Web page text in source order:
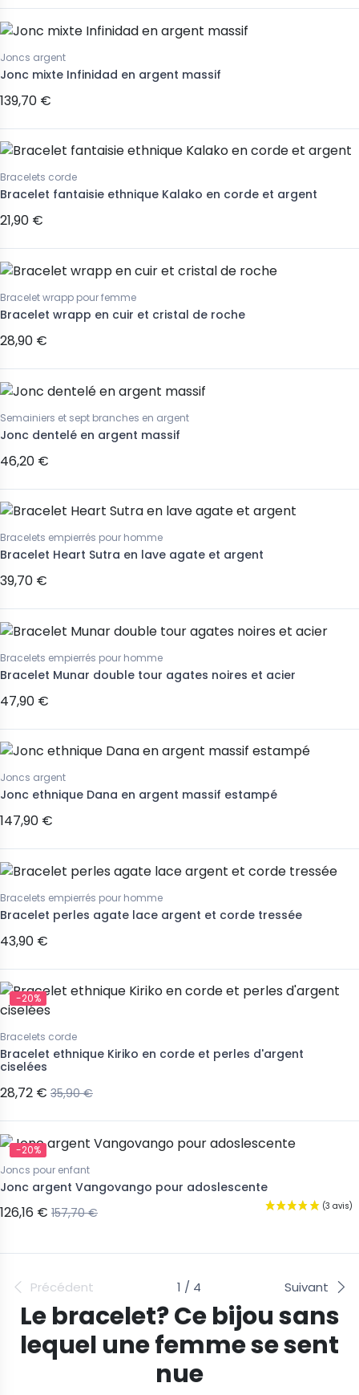
Joncs argent
Jonc mixte Infinidad en argent massif
139,70 €
Bracelets corde
Bracelet fantaisie ethnique Kalako en corde et argent
21,90 €
Bracelet wrapp pour femme
Bracelet wrapp en cuir et cristal de roche
28,90 €
Semainiers et sept branches en argent
Jonc dentelé en argent massif
46,20 €
Bracelets empierrés pour homme
Bracelet Heart Sutra en lave agate et argent
39,70 €
Bracelets empierrés pour homme
Bracelet Munar double tour agates noires et acier
47,90 €
Joncs argent
Jonc ethnique Dana en argent massif estampé
147,90 €
Bracelets empierrés pour homme
Bracelet perles agate lace argent et corde tressée
43,90 €
-20%
Bracelets corde
Bracelet ethnique Kiriko en corde et perles d'argent
ciselées
28,72 € 35,90 €
-20%
Joncs pour enfant
Jonc argent Vangovango pour adoslescente
126,16 € 157,70 €
Précédent 1 / 4 Suivant
Le bracelet? Ce bijou sans
lequel une femme se sent
nue